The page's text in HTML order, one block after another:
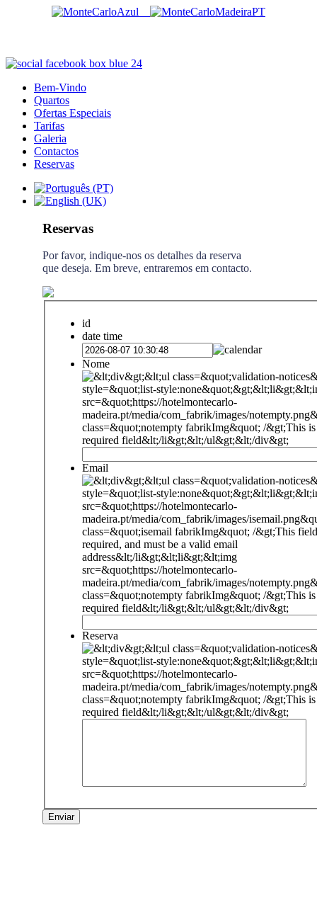
Bem-Vindo
Quartos
Ofertas Especiais
Tarifas
Galeria
Contactos
Reservas
Reservas
Por favor, indique-nos os detalhes da reserva
que deseja. Em breve, entraremos em contacto.
id
date time
Nome
Email
Reserva